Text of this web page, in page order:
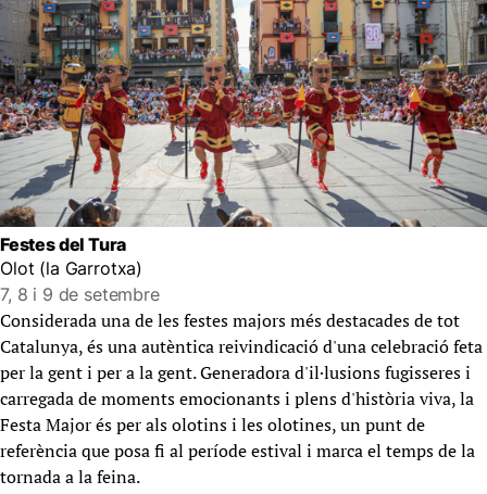
Festes del Tura
Olot (la Garrotxa)
7, 8 i 9 de setembre
Considerada una de les festes majors més destacades de tot
Catalunya, és una autèntica reivindicació d'una celebració feta
per la gent i per a la gent. Generadora d'il·lusions fugisseres i
carregada de moments emocionants i plens d'història viva, la
Festa Major és per als olotins i les olotines, un punt de
referència que posa fi al període estival i marca el temps de la
tornada a la feina.